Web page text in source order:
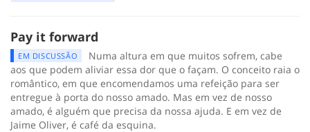
Pay it forward
EM DISCUSSÃO
Numa altura em que muitos sofrem, cabe
aos que podem aliviar essa dor que o façam. O conceito raia o
romântico, em que encomendamos uma refeição para ser
entregue à porta do nosso amado. Mas em vez de nosso
amado, é alguém que precisa da nossa ajuda. E em vez de
Jaime Oliver, é café da esquina.